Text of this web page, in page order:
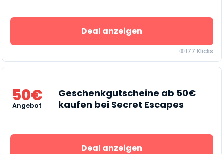
Deal anzeigen
177 Klicks
50€
Angebot
Geschenkgutscheine ab 50€
kaufen bei Secret Escapes
Deal anzeigen